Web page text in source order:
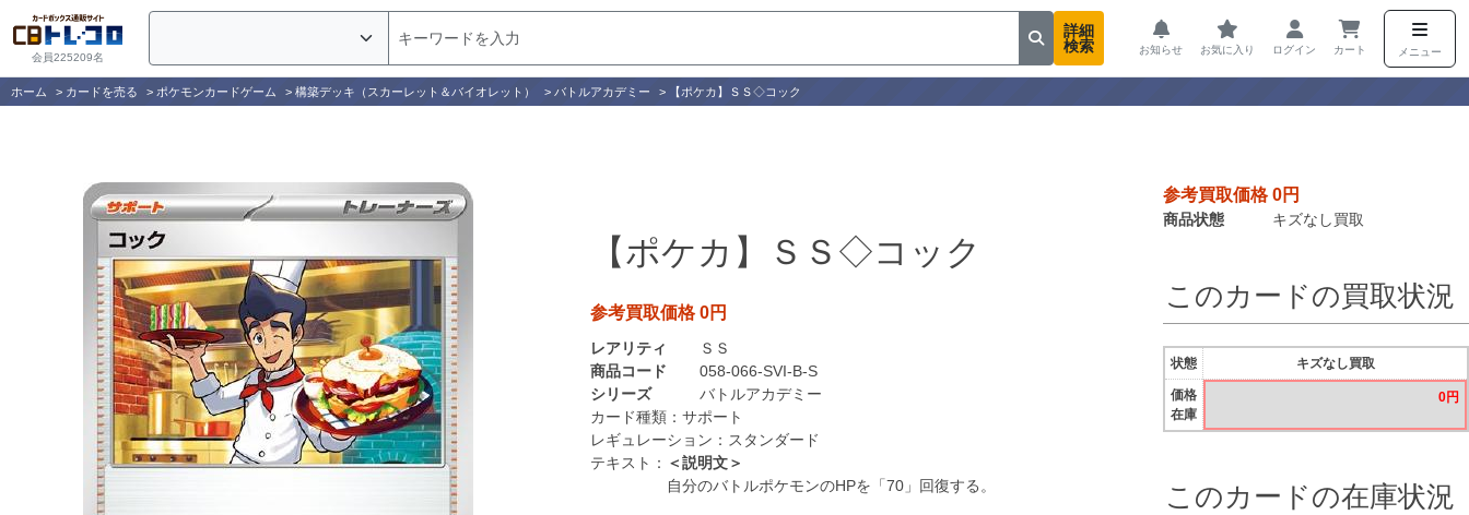
会員225209名
詳細
検索
お知らせ お気に入り ログイン カート メニュー
ホーム > カードを売る > ポケモンカードゲーム > 構築デッキ（スカーレット＆バイオレット） > バトルアカデミー > 【ポケカ】ＳＳ◇コック
【ポケカ】ＳＳ◇コック
参考買取価格 0円
レアリティ
ＳＳ
商品コード
058-066-SVI-B-S
シリーズ
バトルアカデミー
カード種類： サポート
レギュレーション： スタンダード
テキスト： ＜説明文＞
自分のバトルポケモンのHPを「70」回復する。
参考買取価格 0円
商品状態 キズなし買取
このカードの買取状況
状態
価格
在庫
キズなし買取
0円
このカードの在庫状況